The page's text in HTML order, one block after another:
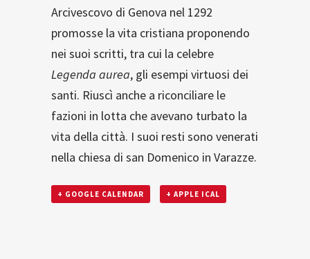
Arcivescovo di Genova nel 1292
promosse la vita cristiana proponendo
nei suoi scritti, tra cui la celebre
Legenda aurea, gli esempi virtuosi dei
santi. Riuscì anche a riconciliare le
fazioni in lotta che avevano turbato la
vita della città. I suoi resti sono venerati
nella chiesa di san Domenico in Varazze.
+ GOOGLE CALENDAR + APPLE ICAL